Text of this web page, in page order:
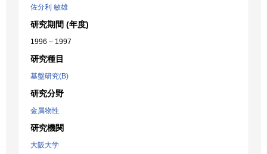
佐分利 敏雄
研究期間 (年度)
1996 – 1997
研究種目
基盤研究(B)
研究分野
金属物性
研究機関
大阪大学